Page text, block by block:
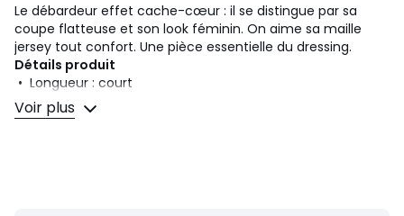
Le débardeur effet cache-cœur : il se distingue par sa
coupe flatteuse et son look féminin. On aime sa maille
jersey tout confort. Une pièce essentielle du dressing.
Détails produit
• Longueur : court
• Sans manches
• Col croisé, cache-cœur
Voir plus